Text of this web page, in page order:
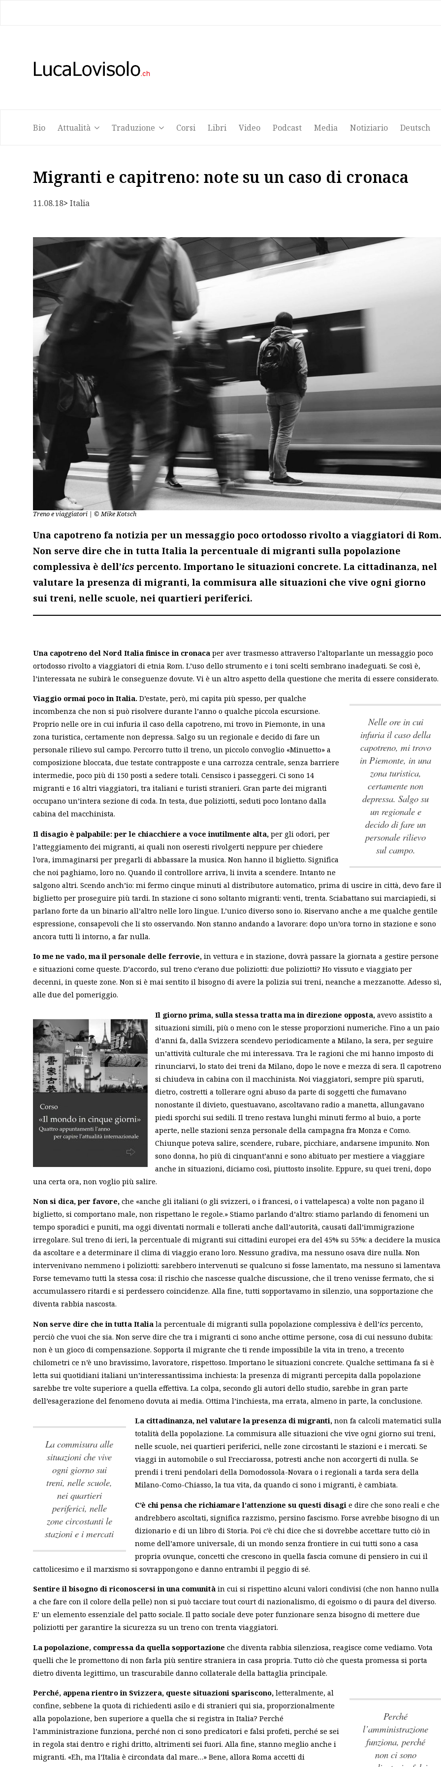
Bio Attualità Traduzione Corsi Libri Video Podcast Media Notiziario Deutsch
Migranti e capitreno: note su un caso di cronaca
11.08.18> Italia
Treno e viaggiatori | © Mike Kotsch
Una capotreno fa notizia per un messaggio poco ortodosso rivolto a viaggiatori di Rom.
Non serve dire che in tutta Italia la percentuale di migranti sulla popolazione
complessiva è dell’ics percento. Importano le situazioni concrete. La cittadinanza, nel
valutare la presenza di migranti, la commisura alle situazioni che vive ogni giorno
sui treni, nelle scuole, nei quartieri periferici.
Una capotreno del Nord Italia finisce in cronaca per aver trasmesso attraverso l’altoparlante un messaggio poco
ortodosso rivolto a viaggiatori di etnia Rom. L’uso dello strumento e i toni scelti sembrano inadeguati. Se così è,
l’interessata ne subirà le conseguenze dovute. Vi è un altro aspetto della questione che merita di essere considerato.
nelle ore in cui
infuria il caso della
capotreno, mi trovo
in Piemonte, in una
zona turistica,
certamente non
depressa. Salgo su
un regionale e
decido di fare un
personale rilievo
sul campo.
Viaggio ormai poco in Italia. D’estate, però, mi capita più spesso, per qualche
incombenza che non si può risolvere durante l’anno o qualche piccola escursione.
Proprio nelle ore in cui infuria il caso della capotreno, mi trovo in Piemonte, in una
zona turistica, certamente non depressa. Salgo su un regionale e decido di fare un
personale rilievo sul campo. Percorro tutto il treno, un piccolo convoglio «Minuetto» a
composizione bloccata, due testate contrapposte e una carrozza centrale, senza barriere
intermedie, poco più di 150 posti a sedere totali. Censisco i passeggeri. Ci sono 14
migranti e 16 altri viaggiatori, tra italiani e turisti stranieri. Gran parte dei migranti
occupano un’intera sezione di coda. In testa, due poliziotti, seduti poco lontano dalla
cabina del macchinista.
Il disagio è palpabile: per le chiacchiere a voce inutilmente alta, per gli odori, per
l’atteggiamento dei migranti, ai quali non oseresti rivolgerti neppure per chiedere
l’ora, immaginarsi per pregarli di abbassare la musica. Non hanno il biglietto. Significa
che noi paghiamo, loro no. Quando il controllore arriva, li invita a scendere. Intanto ne
salgono altri. Scendo anch’io: mi fermo cinque minuti al distributore automatico, prima di uscire in città, devo fare il
biglietto per proseguire più tardi. In stazione ci sono soltanto migranti: venti, trenta. Sciabattano sui marciapiedi, si
parlano forte da un binario all’altro nelle loro lingue. L’unico diverso sono io. Riservano anche a me qualche gentile
espressione, consapevoli che li sto osservando. Non stanno andando a lavorare: dopo un’ora torno in stazione e sono
ancora tutti lì intorno, a far nulla.
Io me ne vado, ma il personale delle ferrovie, in vettura e in stazione, dovrà passare la giornata a gestire persone
e situazioni come queste. D’accordo, sul treno c’erano due poliziotti: due poliziotti? Ho vissuto e viaggiato per
decenni, in queste zone. Non si è mai sentito il bisogno di avere la polizia sui treni, neanche a mezzanotte. Adesso sì,
alle due del pomeriggio.
Il giorno prima, sulla stessa tratta ma in direzione opposta, avevo assistito a
situazioni simili, più o meno con le stesse proporzioni numeriche. Fino a un paio
d’anni fa, dalla Svizzera scendevo periodicamente a Milano, la sera, per seguire
un’attività culturale che mi interessava. Tra le ragioni che mi hanno imposto di
rinunciarvi, lo stato dei treni da Milano, dopo le nove e mezza di sera. Il capotreno
si chiudeva in cabina con il macchinista. Noi viaggiatori, sempre più sparuti,
dietro, costretti a tollerare ogni abuso da parte di soggetti che fumavano
nonostante il divieto, questuavano, ascoltavano radio a manetta, allungavano
piedi sporchi sui sedili. Il treno restava lunghi minuti fermo al buio, a porte
aperte, nelle stazioni senza personale della campagna fra Monza e Como.
Chiunque poteva salire, scendere, rubare, picchiare, andarsene impunito. Non
sono donna, ho più di cinquant’anni e sono abituato per mestiere a viaggiare
anche in situazioni, diciamo così, piuttosto insolite. Eppure, su quei treni, dopo
una certa ora, non voglio più salire.
Non si dica, per favore, che «anche gli italiani (o gli svizzeri, o i francesi, o i vattelapesca) a volte non pagano il
biglietto, si comportano male, non rispettano le regole.» Stiamo parlando d’altro: stiamo parlando di fenomeni un
tempo sporadici e puniti, ma oggi diventati normali e tollerati anche dall’autorità, causati dall’immigrazione
irregolare. Sul treno di ieri, la percentuale di migranti sui cittadini europei era del 45% su 55%: a decidere la musica
da ascoltare e a determinare il clima di viaggio erano loro. Nessuno gradiva, ma nessuno osava dire nulla. Non
intervenivano nemmeno i poliziotti: sarebbero intervenuti se qualcuno si fosse lamentato, ma nessuno si
Forse temevamo tutti la stessa cosa: il rischio che nascesse qualche discussione, che il treno venisse fermato, che si
accumulassero ritardi e si perdessero coincidenze. Alla fine, tutti sopportavamo in silenzio, una sopportazione che
diventa rabbia nascosta.
Non serve dire che in tutta Italia la percentuale di migranti sulla popolazione complessiva è dell’ics percento,
perciò che vuoi che sia. Non serve dire che tra i migranti ci sono anche ottime persone, cosa di cui nessuno dubita:
non è un gioco di compensazione. Sopporta il migrante che ti rende impossibile la vita in treno, a trecento
chilometri ce n’è uno bravissimo, lavoratore, rispettoso. Importano le situazioni concrete. Qualche settimana fa si è
letta sui quotidiani italiani un’interessantissima inchiesta: la presenza di migranti percepita dalla popolazione
sarebbe tre volte superiore a quella effettiva. La colpa, secondo gli autori dello studio, sarebbe in gran parte
dell’esagerazione del fenomeno dovuta ai media. Ottima l’inchiesta, ma errata, almeno in parte, la conclusione.
La commisura alle
situazioni che vive
ogni giorno sui
treni, nelle scuole,
nei quartieri
periferici, nelle
zone circostanti le
stazioni e i mercati
La cittadinanza, nel valutare la presenza di migranti,non fa calcoli matematici
totalità della popolazione.La commisura alle situazioni che vive ogni giorno sui treni,
nelle scuole, nei quartieri periferici, nelle zone circostanti le stazioni e i mercati. Se
viaggi in automobile o sul Frecciarossa, potresti anche non accorgerti di nulla. Se
prendi i treni pendolari della Domodossola-Novara o i regionali a tarda sera della
Milano-Como-Chiasso, la tua vita, da quando ci sono i migranti, è cambiata.
C’è chi pensa che richiamare l’attenzione su questi disagie dire che sono reali e che
andrebbero ascoltati, significa razzismo, persino fascismo. Forse avrebbe bisogno di un
dizionario e di un libro di Storia. Poi c’è chi dice che si dovrebbe accettare tutto ciò in
nome dell’amore universale, di un mondo senza frontiere in cui tutti sono a casa
propria ovunque, concetti che crescono in quella fascia comune di pensiero in cui il
cattolicesimo e il marxismo si sovrappongono e danno entrambi il peggio di sé.
Sentire il bisogno di riconoscersi in una comunità in cui si rispettino alcuni valori condivisi (che non hanno nulla
a che fare con il colore della pelle) non si può tacciare tout court di nazionalismo, di egoismo o di paura del diverso.
E’ un elemento essenziale del patto sociale. Il patto sociale deve poter funzionare senza bisogno di mettere due
poliziotti per garantire la sicurezza su un treno con trenta viaggiatori.
La popolazione, compressa da quella sopportazione che diventa rabbia silenziosa, reagisce come vediamo. Vota
quelli che le promettono di non farla più sentire straniera in casa propria. Tutto ciò che questa promessa si porta
dietro diventa legittimo, un trascurabile danno collaterale della battaglia principale.
Perché
l’amministrazione
funziona, perché
non ci sono
Perché, appena rientro in Svizzera, queste situazioni spariscono, letteralmente, al
confine, sebbene la quota di richiedenti asilo e di stranieri qui sia, proporzionalmente
alla popolazione, ben superiore a quella che si registra in Italia? Perché
l’amministrazione funziona, perché non ci sono predicatori e falsi profeti, perché se sei
in regola stai dentro e righi dritto, altrimenti sei fuori. Alla fine, stanno meglio anche i
migranti. «Eh, ma l’Italia è circondata dal mare…» Bene, allora Roma accetti di